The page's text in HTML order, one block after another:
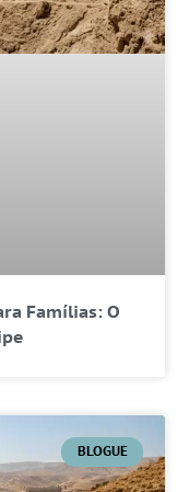
Famílias: O
BLOGUE